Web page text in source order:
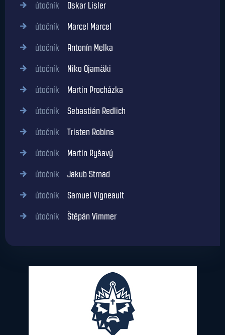
útočník Oskar Lisler
útočník Marcel Marcel
útočník Antonín Melka
útočník Niko Ojamäki
útočník Martin Procházka
útočník Sebastián Redlich
útočník Tristen Robins
útočník Martin Ryšavý
útočník Jakub Strnad
útočník Samuel Vigneault
útočník Štěpán Vimmer